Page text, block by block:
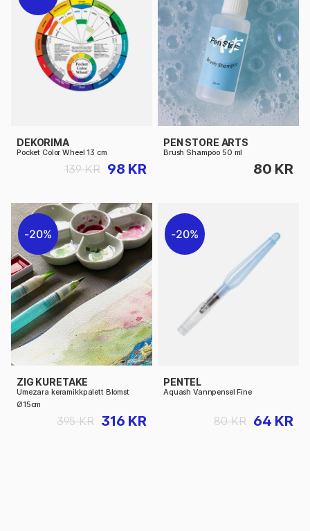
DEKORIMA
Pocket Color Wheel 13 cm
98 KR
139 KR
PEN STORE ARTS
Brush Shampoo 50 ml
80 KR
20%
ZIG KURETAKE
Umezara keramikkpalett Blomst
Ø15cm
316 KR
395 KR
20%
PENTEL
Aquash Vannpensel Fine
64 KR
80 KR